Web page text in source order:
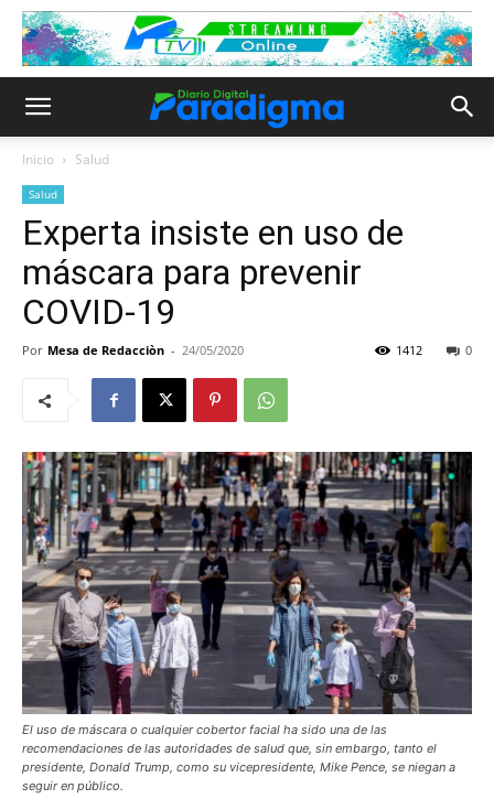
Inicio Salud
Salud
Experta insiste en uso de
máscara para prevenir
COVID-19
Por Mesa de Redacciòn - 24/05/2020 0
1412
El uso de máscara o cualquier cobertor facial ha sido una de las
recomendaciones de las autoridades de salud que, sin embargo, tanto el
presidente, Donald Trump, como su vicepresidente, Mike Pence, se niegan a
seguir en público.